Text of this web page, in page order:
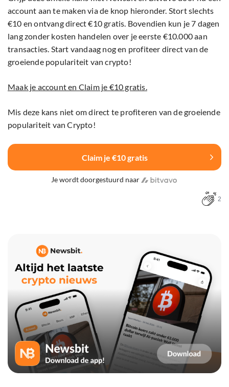
account aan te maken via de knop hieronder. Stort slechts
€10 en ontvang direct €10 gratis. Bovendien kun je 7 dagen
lang zonder kosten handelen over je eerste €10.000 aan
transacties. Start vandaag nog en profiteer direct van de
groeiende populariteit van crypto!
Maak je account en Claim je €10 gratis.
Mis deze kans niet om direct te profiteren van de groeiende
populariteit van Crypto!
Claim je €10 gratis
Je wordt doorgestuurd naar
2